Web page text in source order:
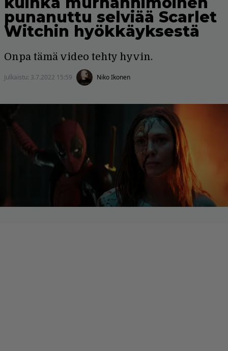
punanuttu selviää Scarlet
Witchin hyökkäyksestä
Onpa tämä video tehty hyvin.
Julkaistu: 3.7.2022 15:59 Niko Ikonen